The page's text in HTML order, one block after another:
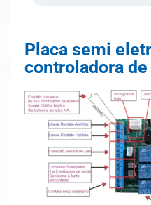
Placa semi
controladora